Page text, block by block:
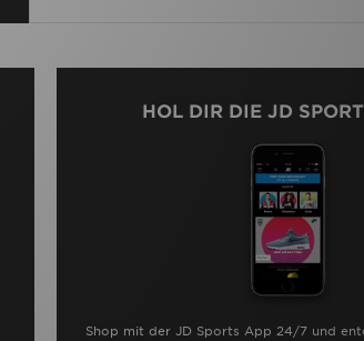
HOL DIR DIE JD
Shop mit der JD Sports App 24/7 und